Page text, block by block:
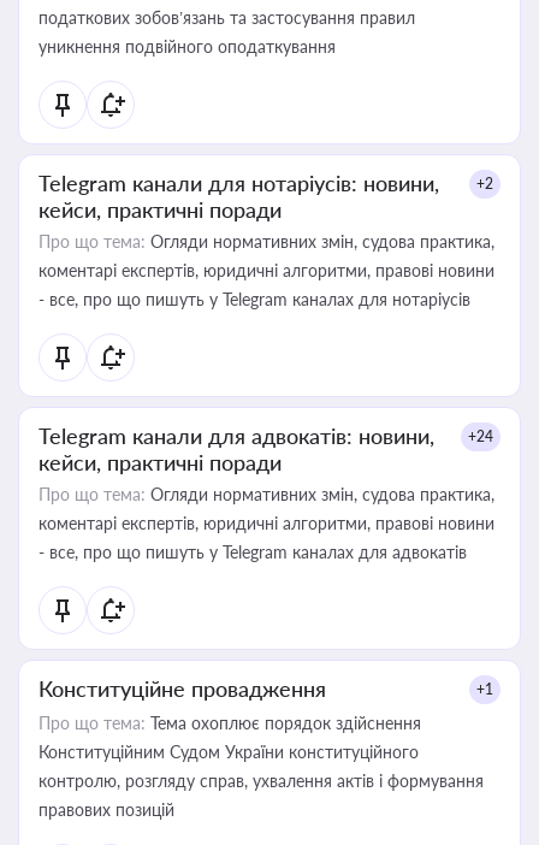
податкових зобов’язань та застосування правил
уникнення подвійного оподаткування
Telegram канали для нотаріусів: новини,
кейси, практичні поради
+2
Про що тема: Огляди нормативних змін, судова практика,
коментарі експертів, юридичні алгоритми, правові новини
- все, про що пишуть у Telegram каналах для нотаріусів
Telegram канали для адвокатів: новини,
кейси, практичні поради
+24
Про що тема: Огляди нормативних змін, судова практика,
коментарі експертів, юридичні алгоритми, правові новини
- все, про що пишуть у Telegram каналах для адвокатів
Конституційне провадження +1
Про що тема: Тема охоплює порядок здійснення
Конституційним Судом України конституційного
контролю, розгляду справ, ухвалення актів і формування
правових позицій